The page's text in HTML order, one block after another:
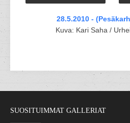
28.5.2010 -
Kuva: Kari Saha /
SUOSITUIMMAT GALLERIAT